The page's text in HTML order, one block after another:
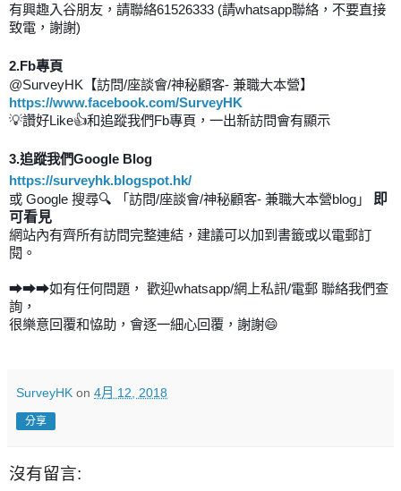
有興趣入谷朋友，請聯絡61526333 (請whatsapp聯絡，不要直接
致電，謝謝)
2.Fb專頁
@SurveyHK 【訪問/座談會/神秘顧客- 兼職大本營】
https://www.facebook.com/SurveyHK
💡讚好Like👍和追蹤我們Fb專頁，一出新訪問會有顯示
3.追蹤我們Google Blog
https://surveyhk.blogspot.hk/
或 Google 搜尋🔍 「訪問/座談會/神秘顧客- 兼職大本營blog 」
即
可看見
網站內有齊所有訪問完整連結，建議可以加到書籤或以電郵訂
閱 。
➡➡➡如有任何問題， 歡迎whatsapp/網上私訊/電郵 聯絡我們查
詢，
很樂意回覆和恊助，會逐一細心回覆，謝謝😄
SurveyHK on 4月 12, 2018
分享
沒有留言: